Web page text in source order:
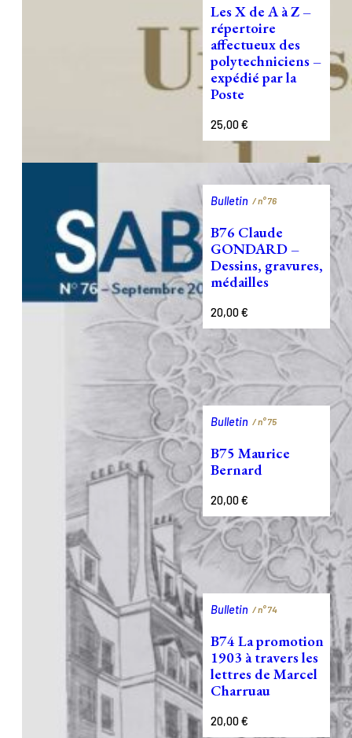
Les X de A à Z –
répertoire
affectueux des
polytechniciens –
expédié par la
Poste
25,00€
Bulletin / n°76
B76 Claude
GONDARD –
Dessins, gravures,
médailles
20,00€
Bulletin / n°75
B75 Maurice
Bernard
20,00€
Bulletin / n°74
B74 La promotion
1903 à travers les
lettres de Marcel
Charruau
20,00€